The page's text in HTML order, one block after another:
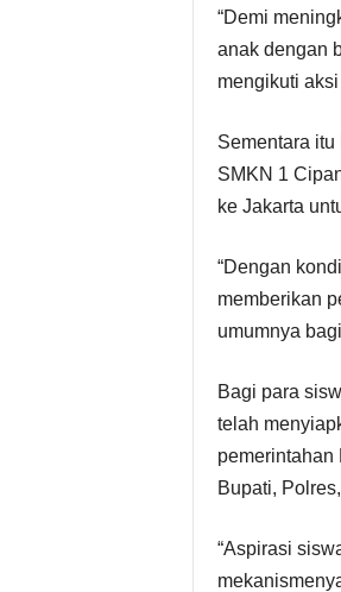
“Demi
anak dengan
mengikuti
Sementara
SMKN 1
ke Jakarta
“Dengan
memberikan
umumnya
Bagi para
telah
pemerintahan
Bupati,
“Aspirasi